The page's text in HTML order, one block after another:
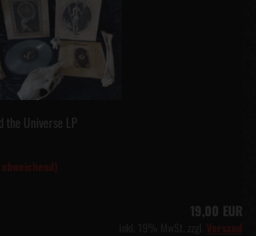
the Universe LP
19,00 EUR
Versand